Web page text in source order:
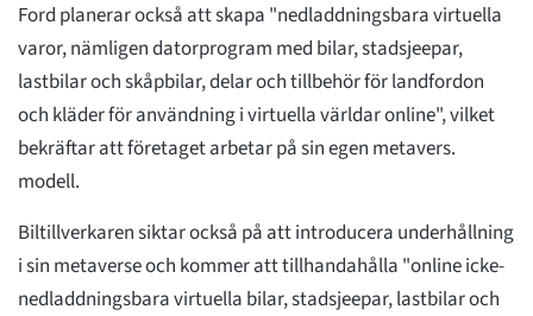
Ford planerar också att skapa "nedladdningsbara virtuella
varor, nämligen datorprogram med bilar, stadsjeepar,
lastbilar och skåpbilar, delar och tillbehör för landfordon
och kläder för användning i virtuella världar online", vilket
bekräftar att företaget arbetar på sin egen metavers.
modell.
Biltillverkaren siktar också på att introducera underhållning
i sin metaverse och kommer att tillhandahålla "online icke-
nedladdningsbara virtuella bilar, stadsjeepar, lastbilar och